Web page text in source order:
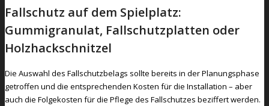
Fallschutz auf dem Spielplatz:
Gummigranulat, Fallschutzplatten oder
Holzhackschnitzel
Die Auswahl des Fallschutzbelags sollte bereits in der Planungsphase
getroffen und die entsprechenden Kosten für die Installation – aber
auch die Folgekosten für die Pflege des Fallschutzes beziffert werden.